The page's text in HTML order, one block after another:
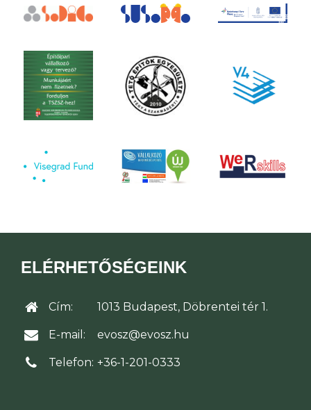
ELÉRHETŐSÉGEINK
Cím: 1013 Budapest, Döbrentei tér 1.
E-mail: evosz@evosz.hu
Telefon: +36-1-201-0333